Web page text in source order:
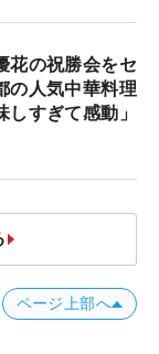
花の祝勝会をセ
人気中華料理
すぎて感動」
ページ上部へ